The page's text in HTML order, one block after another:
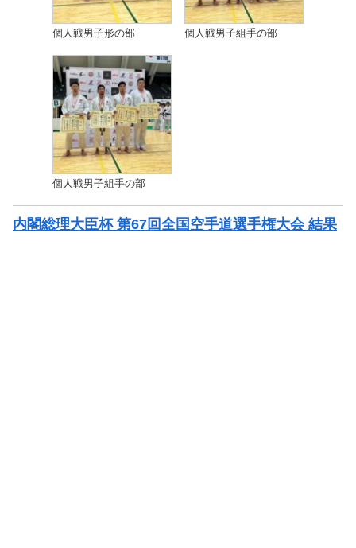
個人戦男子形の部 個人戦男子組手の部
個人戦男子組手の部
内閣総理大臣杯 第67回全国空手道選手権大会 結果